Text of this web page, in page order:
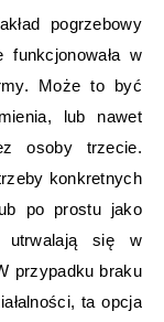
pogrzebowy
w
Może to być
lub nawet
osoby trzecie.
konkretnych
po prostu jako
utrwalają się w
przypadku braku
ta opcja